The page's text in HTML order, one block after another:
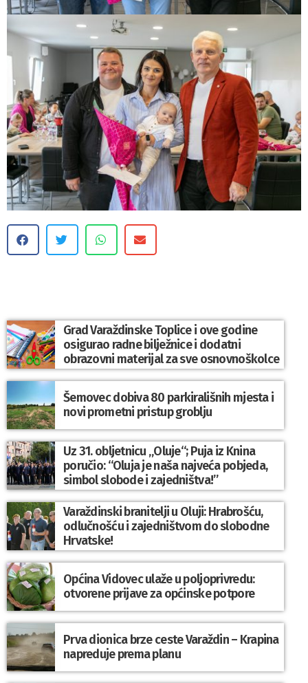
Grad Varaždinske Toplice i ove godine
osigurao radne bilježnice i dodatni
obrazovni materijal za sve osnovnoškolce
Šemovec dobiva 80 parkirališnih mjesta i
novi prometni pristup groblju
Uz 31. obljetnicu „Oluje“; Puja iz Knina
poručio: “Oluja je naša najveća pobjeda,
simbol slobode i zajedništva!”
Varaždinski branitelji u Oluji: Hrabrošću,
odlučnošću i zajedništvom do slobodne
Hrvatske!
Općina Vidovec ulaže u poljoprivredu:
otvorene prijave za općinske potpore
Prva dionica brze ceste Varaždin – Krapina
napreduje prema planu